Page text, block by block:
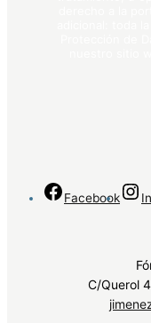
Facebook
C/Querol